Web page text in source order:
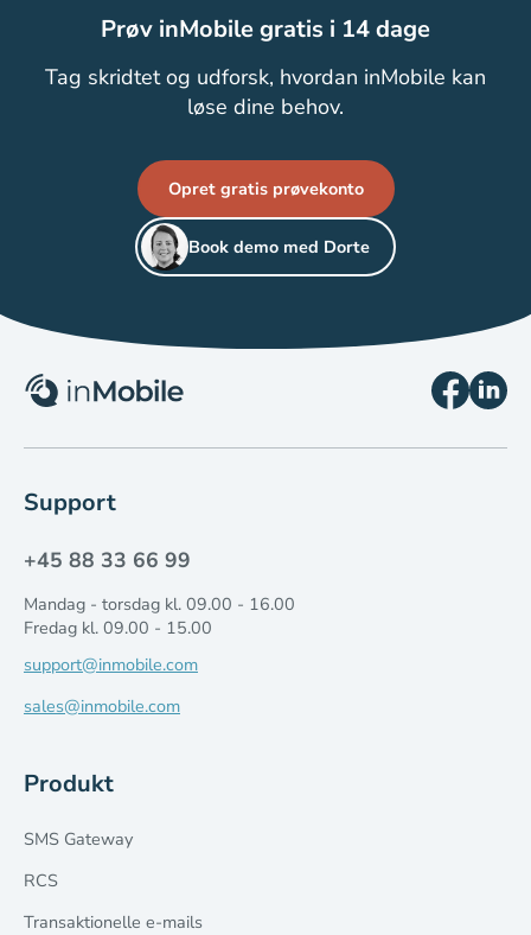
Prøv inMobile gratis i 14 dage
Tag skridtet og udforsk, hvordan inMobile kan
løse dine behov.
Opret gratis prøvekonto
Book demo med Dorte
Support
+45 88 33 66 99
Mandag - torsdag kl. 09.00 - 16.00
Fredag kl. 09.00 - 15.00
support@inmobile.com
sales@inmobile.com
Produkt
SMS Gateway
RCS
Transaktionelle e-mails